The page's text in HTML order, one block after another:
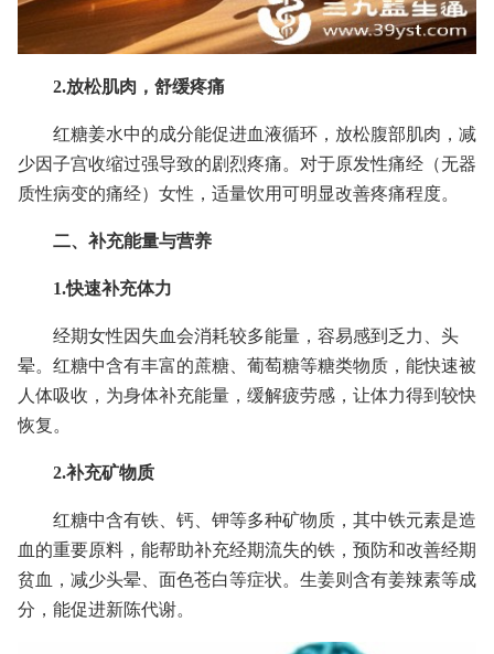
2.放松肌肉，舒缓疼痛
红糖姜水中的成分能促进血液循环，放松腹部肌肉，减
少因子宫收缩过强导致的剧烈疼痛。对于原发性痛经（无器
质性病变的痛经）女性，适量饮用可明显改善疼痛程度。
二、补充能量与营养
1.快速补充体力
经期女性因失血会消耗较多能量，容易感到乏力、头
晕。红糖中含有丰富的蔗糖、葡萄糖等糖类物质，能快速被
人体吸收，为身体补充能量，缓解疲劳感，让体力得到较快
恢复。
2.补充矿物质
红糖中含有铁、钙、钾等多种矿物质，其中铁元素是造
血的重要原料，能帮助补充经期流失的铁，预防和改善经期
贫血，减少头晕、面色苍白等症状。生姜则含有姜辣素等成
分，能促进新陈代谢。